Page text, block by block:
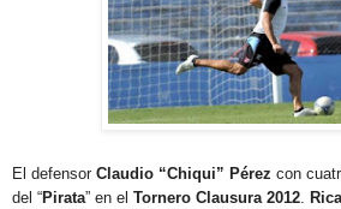
El defensor Claudio “Chiqui” Pérez con
del “Pirata” en el Tornero Clausura 2012.